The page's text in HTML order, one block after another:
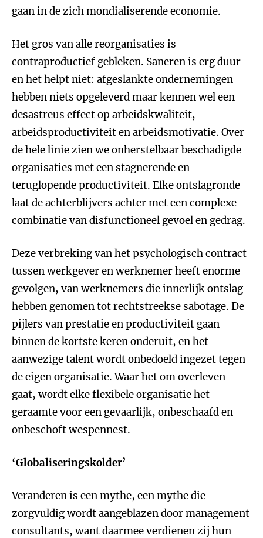
gaan in de zich mondialiserende economie.
Het gros van alle reorganisaties is
contraproductief gebleken. Saneren is erg duur
en het helpt niet: afgeslankte ondernemingen
hebben niets opgeleverd maar kennen wel een
desastreus effect op arbeidskwaliteit,
arbeidsproductiviteit en arbeidsmotivatie. Over
de hele linie zien we onherstelbaar beschadigde
organisaties met een stagnerende en
teruglopende productiviteit. Elke ontslagronde
laat de achterblijvers achter met een complexe
combinatie van disfunctioneel gevoel en gedrag.
Deze verbreking van het psychologisch contract
tussen werkgever en werknemer heeft enorme
gevolgen, van werknemers die innerlijk ontslag
hebben genomen tot rechtstreekse sabotage. De
pijlers van prestatie en productiviteit gaan
binnen de kortste keren onderuit, en het
aanwezige talent wordt onbedoeld ingezet tegen
de eigen organisatie. Waar het om overleven
gaat, wordt elke flexibele organisatie het
geraamte voor een gevaarlijk, onbeschaafd en
onbeschoft wespennest.
‘Globaliseringskolder’
Veranderen is een mythe, een mythe die
zorgvuldig wordt aangeblazen door management
consultants, want daarmee verdienen zij hun